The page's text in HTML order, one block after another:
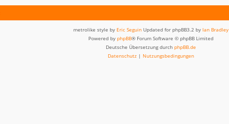
metrolike style by Eric Seguin Updated for phpBB3.2 by Ian Bradley
Powered by phpBB® Forum Software © phpBB Limited
Deutsche Übersetzung durch phpBB.de
Datenschutz | Nutzungsbedingungen